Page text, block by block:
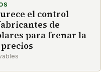
el control
de
para frenar la